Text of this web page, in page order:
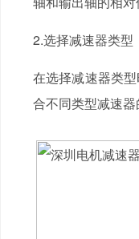
2.选择减速器类型
在选择减速器类
合不同类型减速